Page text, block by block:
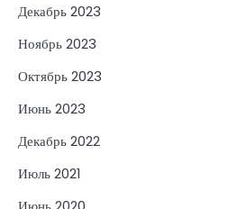
Декабрь 2023
Ноябрь 2023
Октябрь 2023
Июнь 2023
Декабрь 2022
Июль 2021